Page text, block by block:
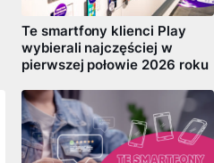
Te smartfony klienci Play
wybierali najczęściej w
pierwszej połowie 2026 roku